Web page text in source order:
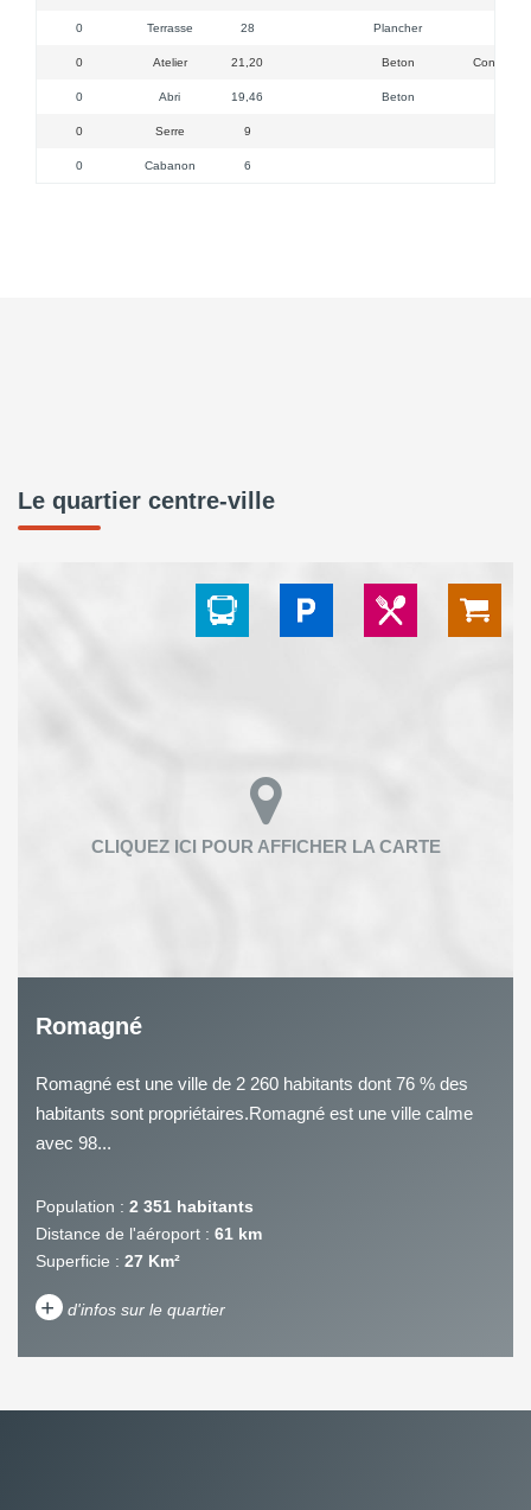
0 Terrasse 28 Plancher
0 Atelier 21,20 Beton
0 Abri 19,46 Beton
0 Serre 9
0 Cabanon 6
Le quartier centre-ville
Romagné
Romagné est une ville de 2 260 habitants dont 76 % des
habitants sont propriétaires.Romagné est une ville calme
avec 98...
Population : 2 351 habitants
Distance de l'aéroport : 61 km
Superficie : 27 Km²
+ d'infos sur le quartier